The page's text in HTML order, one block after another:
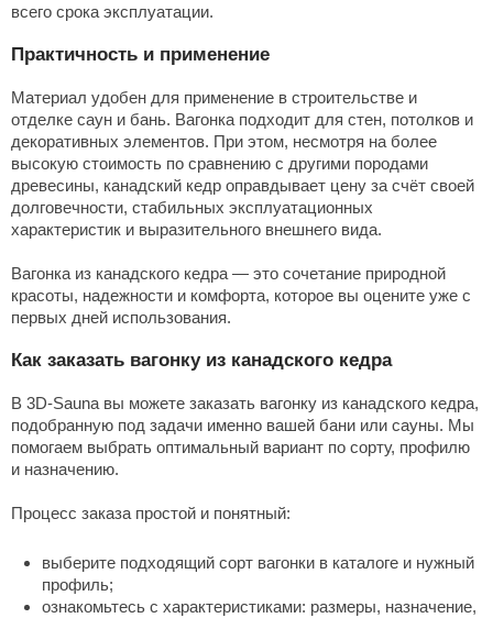
всего срока эксплуатации.
Практичность и применение
Материал удобен для применение в строительстве и
отделке саун и бань. Вагонка подходит для стен, потолков и
декоративных элементов. При этом, несмотря на более
высокую стоимость по сравнению с другими породами
древесины, канадский кедр оправдывает цену за счёт своей
долговечности, стабильных эксплуатационных
характеристик и выразительного внешнего вида.
Вагонка из канадского кедра — это сочетание природной
красоты, надежности и комфорта, которое вы оцените уже с
первых дней использования.
Как заказать вагонку из канадского кедра
В 3D-Sauna вы можете заказать вагонку из канадского кедра,
подобранную под задачи именно вашей бани или сауны. Мы
помогаем выбрать оптимальный вариант по сорту, профилю
и назначению.
Процесс заказа простой и понятный:
выберите подходящий сорт вагонки в каталоге и нужный
профиль;
ознакомьтесь с характеристиками: размеры, назначение,